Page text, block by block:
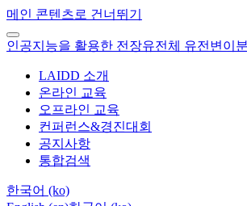
메인 콘텐츠로 건너뛰기
인공지능을 활용한 전장유전체 유전변이
LAIDD 소개
온라인 교육
오프라인 교육
컨퍼런스&경진대회
공지사항
통합검색
한국어 ‎(ko)‎